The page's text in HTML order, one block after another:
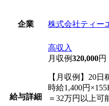
企業 株式会社ティー
給与詳細
高収入
月収例320,000円
【月収例】20日
時給1,400円
＝32万円以上可